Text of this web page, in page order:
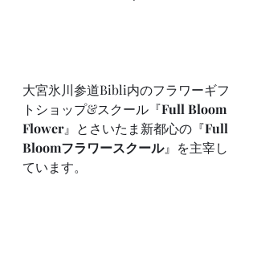
大宮氷川参道Bibli内のフラワーギフ
トショップ&スクール『Full Bloom
Flower』とさいたま新都心の『Full
Bloomフラワースクール』を主宰し
ています。